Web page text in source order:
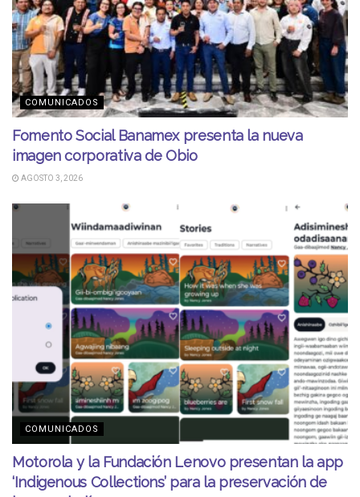
COMUNICADOS
Fomento Social Banamex presenta la nueva
imagen corporativa de Obio
AGOSTO 3, 2026
COMUNICADOS
Motorola y la Fundación Lenovo presentan la app
‘Indigenous Collections’ para la preservación de